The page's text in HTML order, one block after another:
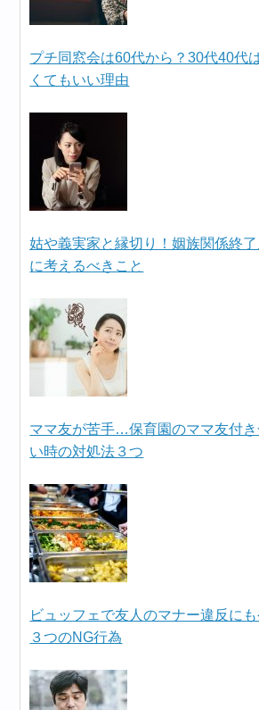
プチ同窓会は60代から？30代40代
くてもいい理由
姑や義実家と縁切り！姻族関係終
に考えるべきこと
ママ友が苦手…保育園のママ友付き
い時の対処法３つ
ビュッフェで友人のマナー違反に
３つのNG行為